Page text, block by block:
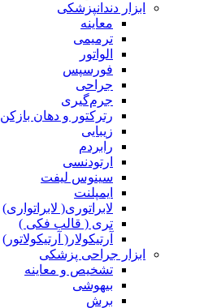
ابزار دندانپزشکی
معاینه
ترمیمی
الواتور
فورسپس
جراحی
جرم‌گیری
رترکتور و دهان بازکن
زیبایی
رابردم
ارتودنسی
سینوس لیفت
ایمپلنت
لابراتوری( لابراتواری)
تری ( قالب فکی )
آرتیکولار( آرتیکولاتور)
ابزار جراحی پزشکی
تشخیص و معاینه
بیهوشی
برش